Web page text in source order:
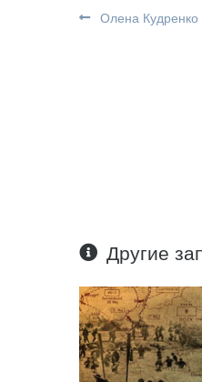
Олена Кудренко
Другие